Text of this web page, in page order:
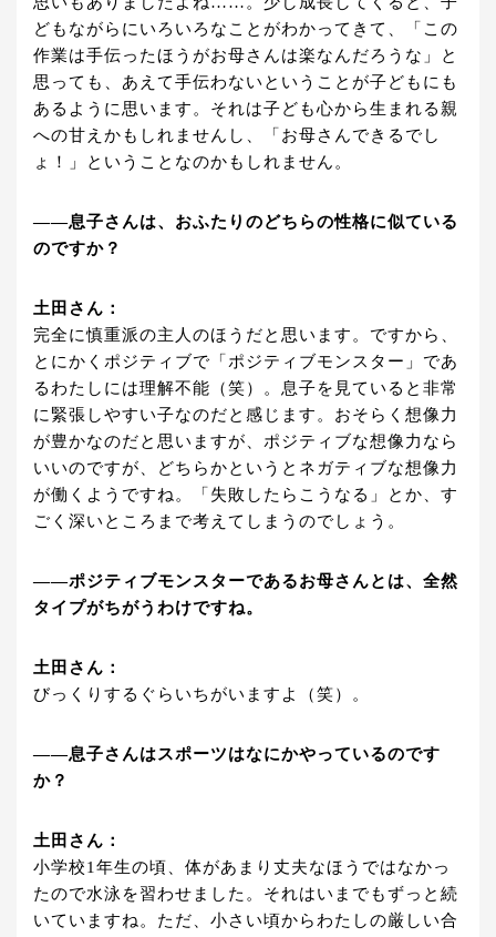
どもながらにいろいろなことがわかってきて、「この
作業は手伝ったほうがお母さんは楽なんだろうな」と
思っても、あえて手伝わないということが子どもにも
あるように思います。それは子ども心から生まれる親
への甘えかもしれませんし、「お母さんできるでし
ょ！」ということなのかもしれません。
――息子さんは、おふたりのどちらの性格に似ている
のですか？
土田さん：
完全に慎重派の主人のほうだと思います。ですから、
とにかくポジティブで「ポジティブモンスター」であ
るわたしには理解不能（笑）。息子を見ていると非常
に緊張しやすい子なのだと感じます。おそらく想像力
が豊かなのだと思いますが、ポジティブな想像力なら
いいのですが、どちらかというとネガティブな想像力
が働くようですね。「失敗したらこうなる」とか、す
ごく深いところまで考えてしまうのでしょう。
――ポジティブモンスターであるお母さんとは、全然
タイプがちがうわけですね。
土田さん：
びっくりするぐらいちがいますよ（笑）。
――息子さんはスポーツはなにかやっているのです
か？
土田さん：
小学校1年生の頃、体があまり丈夫なほうではなかっ
たので水泳を習わせました。それはいまでもずっと続
いていますね。ただ、小さい頃からわたしの厳しい合